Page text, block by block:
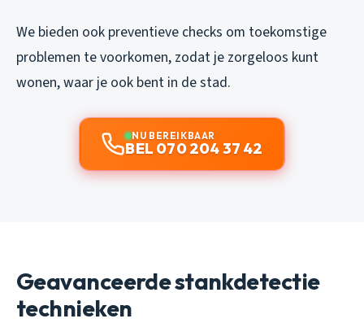
We bieden ook preventieve checks om toekomstige
problemen te voorkomen, zodat je zorgeloos kunt
wonen, waar je ook bent in de stad.
NU BEREIKBAAR
BEL 070 204 37 42
Geavanceerde stankdetectie
technieken